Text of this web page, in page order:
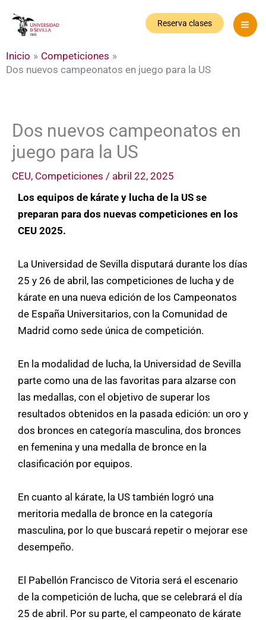
Reserva clases
Inicio
Competiciones
Dos nuevos campeonatos en juego para la US
Dos nuevos campeonatos en
juego para la US
CEU, Competiciones / abril 22, 2025
Los equipos de kárate y lucha de la US se
preparan para dos nuevas competiciones en los
CEU 2025.
La Universidad de Sevilla disputará durante los días
25 y 26 de abril, las competiciones de lucha y de
kárate en una nueva edición de los Campeonatos
de España Universitarios, con la Comunidad de
Madrid como sede única de competición.
En la modalidad de lucha, la Universidad de Sevilla
parte como una de las favoritas para alzarse con
las medallas, con el objetivo de superar los
resultados obtenidos en la pasada edición: un oro y
dos bronces en categoría masculina, dos bronces
en femenina y una medalla de bronce en la
clasificación por equipos.
En cuanto al kárate, la US también logró una
meritoria medalla de bronce en la categoría
masculina, por lo que buscará repetir o mejorar ese
desempeño.
El Pabellón Francisco de Vitoria será el escenario
de la competición de lucha, que se celebrará el día
25 de abril. Por su parte, el campeonato de kárate